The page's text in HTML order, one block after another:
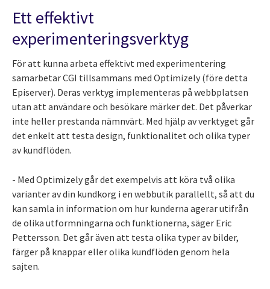
Ett effektivt
experimenteringsverktyg
För att kunna arbeta effektivt med experimentering
samarbetar CGI tillsammans med Optimizely (före detta
Episerver). Deras verktyg implementeras på webbplatsen
utan att användare och besökare märker det. Det påverkar
inte heller prestanda nämnvärt. Med hjälp av verktyget går
det enkelt att testa design, funktionalitet och olika typer
av kundflöden.
- Med Optimizely går det exempelvis att köra två olika
varianter av din kundkorg i en webbutik parallellt, så att du
kan samla in information om hur kunderna agerar utifrån
de olika utformningarna och funktionerna, säger Eric
Pettersson. Det går även att testa olika typer av bilder,
färger på knappar eller olika kundflöden genom hela
sajten.